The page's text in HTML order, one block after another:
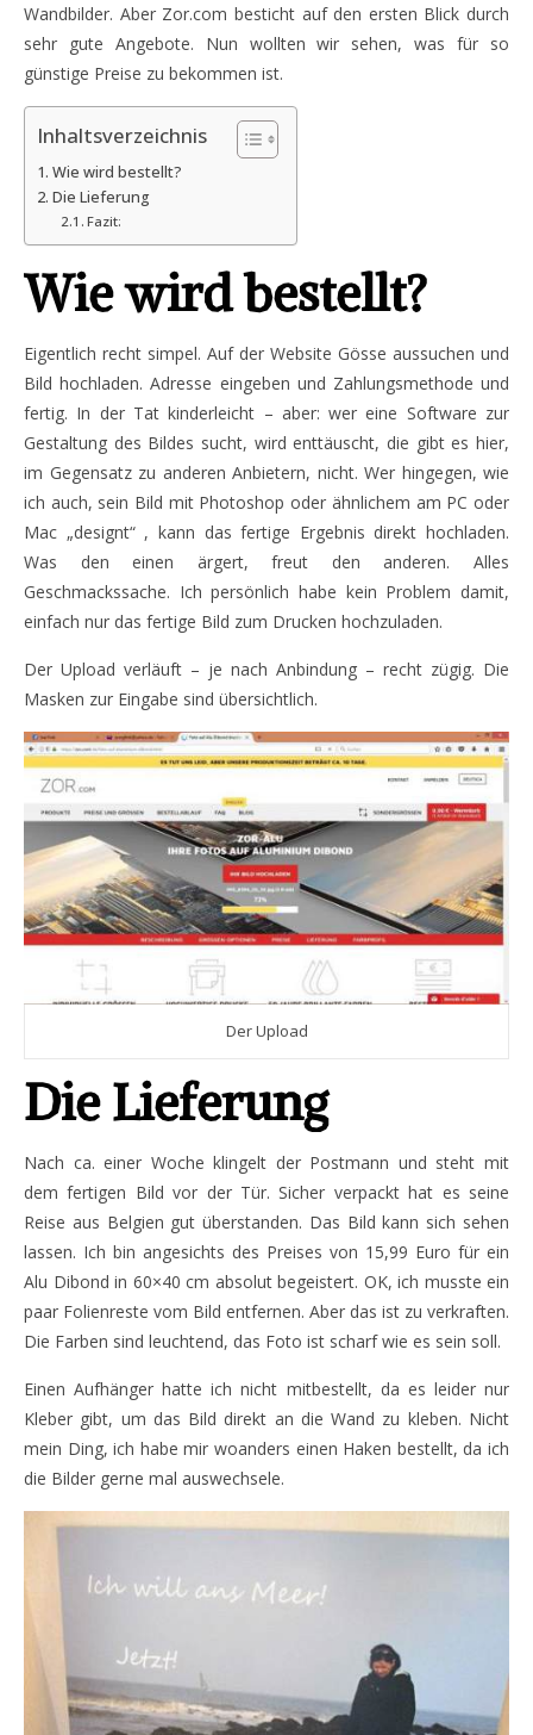
Wandbilder. Aber Zor.com besticht auf den ersten Blick durch
sehr gute Angebote. Nun wollten wir sehen, was für so
günstige Preise zu bekommen ist.
Inhaltsverzeichnis
Wie wird bestellt?
Die Lieferung
Fazit:
Wie wird bestellt?
Eigentlich recht simpel. Auf der Website Gösse aussuchen und
Bild hochladen. Adresse eingeben und Zahlungsmethode und
fertig. In der Tat kinderleicht – aber: wer eine Software zur
Gestaltung des Bildes sucht, wird enttäuscht, die gibt es hier,
im Gegensatz zu anderen Anbietern, nicht. Wer hingegen, wie
ich auch, sein Bild mit Photoshop oder ähnlichem am PC oder
Mac „designt“ , kann das fertige Ergebnis direkt hochladen.
Was den einen ärgert, freut den anderen. Alles
Geschmackssache. Ich persönlich habe kein Problem damit,
einfach nur das fertige Bild zum Drucken hochzuladen.
Der Upload verläuft – je nach Anbindung – recht zügig. Die
Masken zur Eingabe sind übersichtlich.
Der Upload
Die Lieferung
Nach ca. einer Woche klingelt der Postmann und steht mit
dem fertigen Bild vor der Tür. Sicher verpackt hat es seine
Reise aus Belgien gut überstanden. Das Bild kann sich sehen
lassen. Ich bin angesichts des Preises von 15,99 Euro für ein
Alu Dibond in 60×40 cm absolut begeistert. OK, ich musste ein
paar Folienreste vom Bild entfernen. Aber das ist zu verkraften.
Die Farben sind leuchtend, das Foto ist scharf wie es sein soll.
Einen Aufhänger hatte ich nicht mitbestellt, da es leider nur
Kleber gibt, um das Bild direkt an die Wand zu kleben. Nicht
mein Ding, ich habe mir woanders einen Haken bestellt, da ich
die Bilder gerne mal auswechsele.